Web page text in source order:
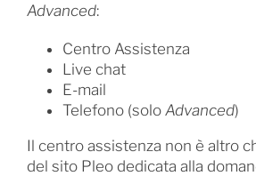
Advanced:
Centro Assistenza
Live chat
E-mail
Telefono (solo Advanced)
Il centro assistenza non è altro
del sito Pleo dedicata alla